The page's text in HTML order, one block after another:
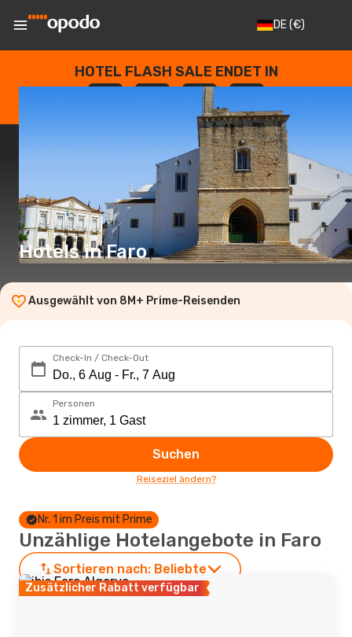
DE(€)
HOTEL FLASH SALE ENDET IN
--
MINUTEN SEKUNDEN
Hotels in Faro
Ausgewählt von 8M+ Prime-Reisenden
Check-In / Check-Out
Personen
Suchen
Reiseziel ändern?
Nr. 1 im Preis mit Prime
Unzählige Hotelangebote in Faro
Sortieren nach: Beliebte
Zusätzlicher Rabatt verfügbar